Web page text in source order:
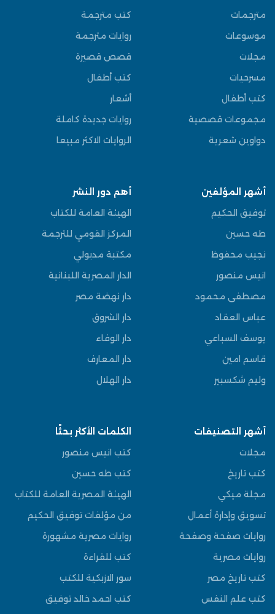
مترجمات
موسوعات
مجلات
مسرحيات
كتب أطفال
مجموعات قصصية
دواوين شعرية
كتب مترجمة
روايات مترجمة
قصص قصيرة
كتب أطفال
أشعار
روايات جديدة كاملة
الروايات الاكثر مبيعا
أشهر المؤلفين
توفيق الحكيم
طه حسين
نجيب محفوظ
انيس منصور
مصطفى محمود
عباس العقاد
يوسف السباعي
قاسم امين
وليم شكسبير
أهم دور النشر
الهيئة العامة للكتاب
المركز القومي للترجمة
مكتبة مدبولي
الدار المصرية اللبنانية
دار نهضة مصر
دار الشروق
دار الوفاء
دار المعارف
دار الهلال
أشهر التصنيفات
مجلات
كتب تاريخ
مجلة ميكي
تسويق وإدارة أعمال
روايات صفحة وصفحة
روايات مصرية
كتب تاريخ مصر
كتب علم النفس
الكلمات الأكثر بحثًا
كتب انيس منصور
كتب طه حسين
الهيئة المصرية العامة للكتاب
من مؤلفات توفيق الحكيم
روايات مصرية مشهورة
كتب للقراءة
سور الازبكية للكتب
كتب احمد خالد توفيق